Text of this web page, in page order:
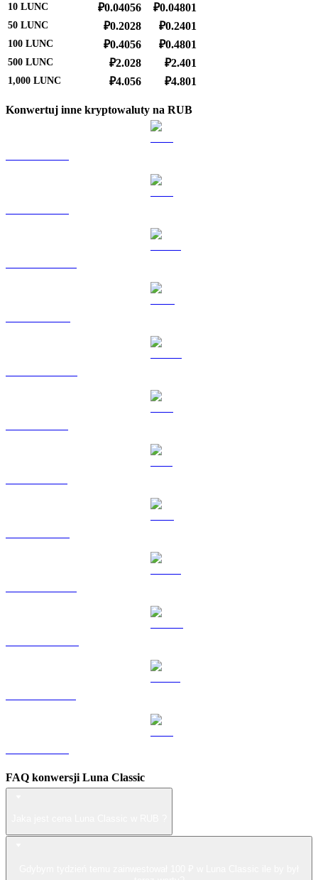
10 LUNC ₽0.04056 ₽0.04801
50 LUNC ₽0.2028 ₽0.2401
100 LUNC ₽0.4056 ₽0.4801
500 LUNC ₽2.028 ₽2.401
1,000 LUNC ₽4.056 ₽4.801
Konwertuj inne kryptowaluty na RUB
FAQ konwersji Luna Classic